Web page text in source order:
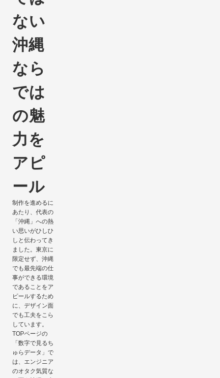
ない
沖縄
なら
では
の魅
力を
アピ
ール
制作を進めるに
あたり、代表の
「沖縄」への熱
い思いがひしひ
しと伝わってき
ました。東京に
限定せず、沖縄
でも最先端の仕
事ができる環境
であることをア
ピールするため
に、デザイン面
でも工夫をこら
しています。
TOPページの
「数字で見るち
ゅらデータ」で
は、エンジニア
のオタク気質な